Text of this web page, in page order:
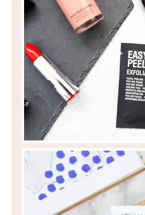
PEELING FACIAL EM